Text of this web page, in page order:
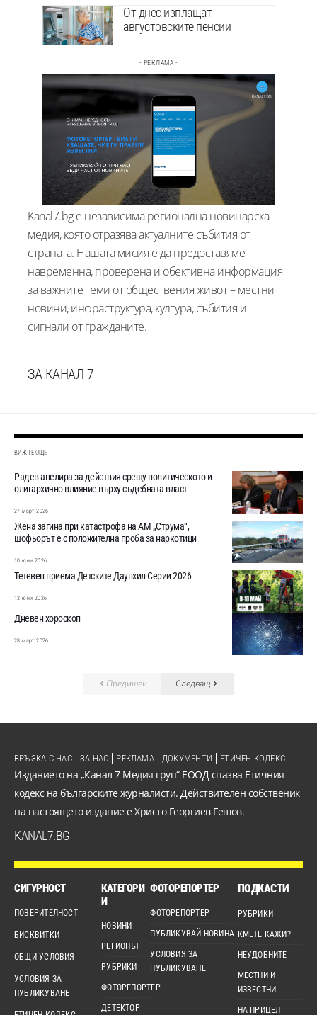
От днес изплащат
августовските пенсии
- РЕКЛАМА -
Kanal7.bg е независима регионална новинарска
медия, която отразява актуалните събития от
страната. Нашата мисия е да предоставяме
навременна, проверена и обективна информация
за важните теми от обществения живот – местни
новини, инфраструктура, култура, събития и
сигнали от гражданите.
ЗА КАНАЛ 7
ВИЖТЕ ОЩЕ
Радев апелира за действия срещу политическото и
олигархично влияние върху съдебната власт
27 март 2026
Жена загина при катастрофа на АМ „Струма“,
шофьорът е с положителна проба за наркотици
10 юни 2026
Тетевен приема Детските Даунхил Серии 2026
12 юни 2026
Дневен хороскоп
28 март 2026
Предишен Следващ
Изданието на „Канал 7 Медия груп“ ЕООД спазва Етичния
кодекс на българските журналисти. Действителен собственик
на настоящето издание е Христо Георгиев Гешов.
KANAL7.BG
ВРЪЗКА С НАС ЗА НАС РЕКЛАМА ДОКУМЕНТИ ЕТИЧЕН КОДЕКС
СИГУРНОСТ
ПОВЕРИТЕЛНОСТ
БИСКВИТКИ
ОБЩИ УСЛОВИЯ
УСЛОВИЯ ЗА
ПУБЛИКУВАНЕ
КАТЕГОРИ
И
НОВИНИ
РЕГИОНЪТ
РУБРИКИ
ФОТОРЕПОРТЕР
ДЕТЕКТОР
ФОТОРЕПОРТЕР
ФОТОРЕПОРТЕР
ПУБЛИКУВАЙ НОВИНА
УСЛОВИЯ ЗА
ПУБЛИКУВАНЕ
ПОДКАСТИ
РУБРИКИ
КМЕТЕ КАЖИ?
НЕУДОБНИТЕ
МЕСТНИ И
ИЗВЕСТНИ
НА ПРИЦЕЛ